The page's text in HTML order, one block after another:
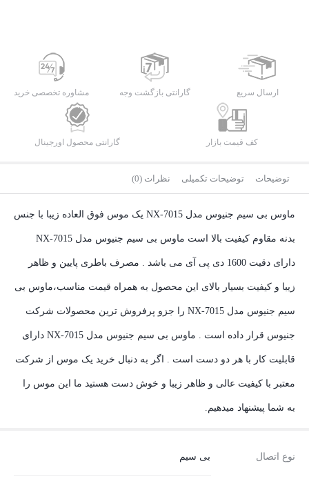
ارسال سریع گارانتی بازگشت وجه مشاوره تخصصی خرید
کف قیمت بازار گارانتی محصول اورجینال
توضیحات توضیحات تکمیلی نظرات (0)
ماوس بی سیم جنیوس مدل NX-7015 یک موس فوق العاده زیبا با جنس
بدنه مقاوم کیفیت بالا است ماوس بی سیم جنیوس مدل NX-7015
دارای دقیت 1600 دی پی آی می باشد . مصرف باطری پایین و ظاهر
زیبا و کیفیت بسیار بالای این محصول به همراه قیمت مناسب،ماوس بی
سیم جنیوس مدل NX-7015 را جزو پرفروش ترین محصولات شرکت
جنیوس قرار داده است . ماوس بی سیم جنیوس مدل NX-7015 دارای
قابلیت کار با هر دو دست است . اگر به دنبال خرید یک موس از شرکت
معتبر با کیفیت عالی و ظاهر زیبا و خوش دست هستید ما این موس را
به شما پیشنهاد میدهیم.
نوع اتصال بی سیم